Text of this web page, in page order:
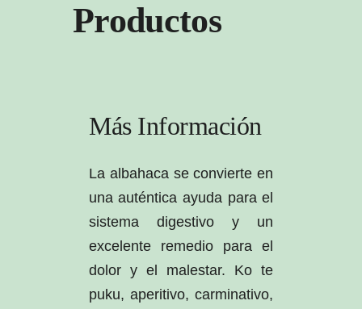
Productos
Más Información
La albahaca se convierte en
una auténtica ayuda para el
sistema digestivo y un
excelente remedio para el
dolor y el malestar. Ko te
puku, aperitivo, carminativo,